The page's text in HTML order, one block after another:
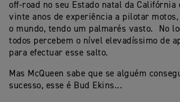
off-road no seu Estado natal da Califórnia
vinte anos de experiência a pilotar
o mundo, tendo um palmarés vasto. No
todos percebem o nível elevadíssimo de
para efectuar esse salto.
Mas McQueen sabe que se alguém
sucesso, esse é Bud Ekins...